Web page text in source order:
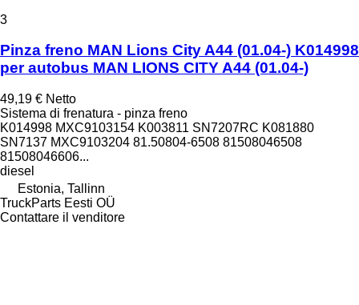
3
Pinza freno MAN Lions City A44 (01.04-) K014998
per autobus MAN LIONS CITY A44 (01.04-)
49,19 € Netto
Sistema di frenatura - pinza freno
K014998 MXC9103154 K003811 SN7207RC K081880
SN7137 MXC9103204 81.50804-6508 81508046508
81508046606...
diesel
Estonia, Tallinn
TruckParts Eesti OÜ
Contattare il venditore